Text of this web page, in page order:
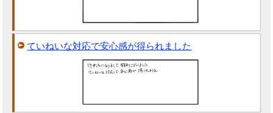
ていねいな対応で安心感が得られました